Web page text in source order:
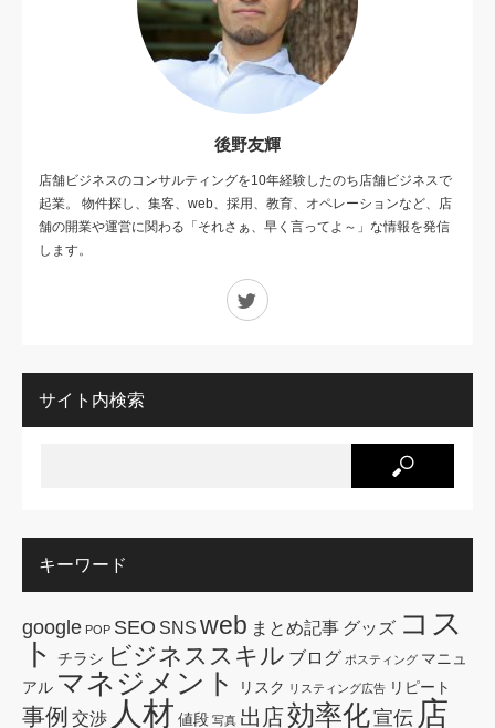
後野友輝
店舗ビジネスのコンサルティングを10年経験したのち店舗ビジネスで
起業。 物件探し、集客、web、採用、教育、オペレーションなど、店
舗の開業や運営に関わる「それさぁ、早く言ってよ～」な情報を発信
します。
サイト内検索
キーワード
google POP SEO SNS web まとめ記事 グッズ コス
ト
チラシ ビジネススキル ブログ ポスティング マニュ
アル マネジメント リスク リスティング広告 リピート
事例 交渉 人材 値段 写真 出店効率化宣伝 店